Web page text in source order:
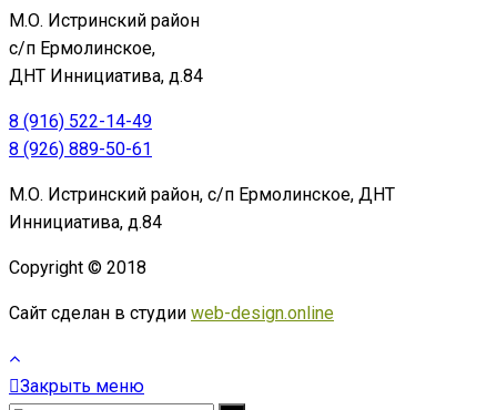
М.О. Истринский район
с/п Ермолинское,
ДНТ Иннициатива, д.84
8 (916) 522-14-49
8 (926) 889-50-61
М.О. Истринский район, с/п Ермолинское, ДНТ
Иннициатива, д.84
Copyright © 2018
Сайт сделан в студии web-design.online
Закрыть меню